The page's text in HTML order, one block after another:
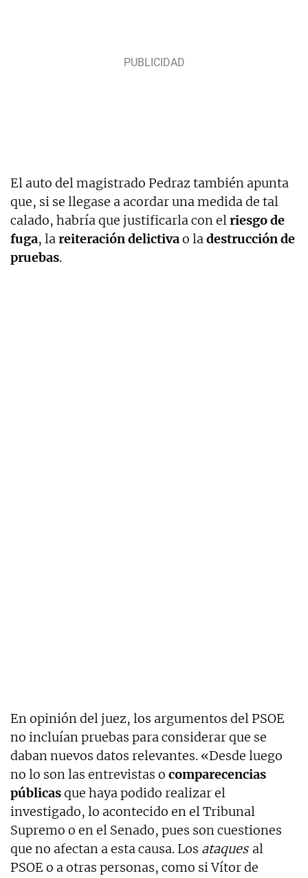
El auto del magistrado Pedraz también apunta
que, si se llegase a acordar una medida de tal
calado, habría que justificarla con elriesgo de
fuga, lareiteración delictivao ladestrucción de
pruebas.
En opinión del juez, los argumentos del PSOE
no incluían pruebas para considerar que se
daban nuevos datos relevantes. «Desde luego
no lo son las entrevistas o comparecencias
públicasque haya podido realizar el
investigado, lo acontecido en el Tribunal
Supremo o en el Senado, pues son cuestiones
que no afectan a esta causa. Los ataques al
PSOE o a otras personas, como si Vítor de